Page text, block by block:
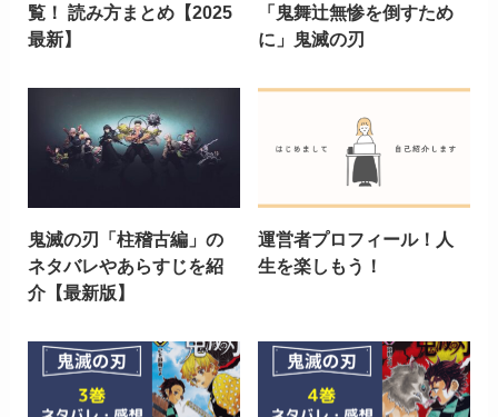
覧！ 読み方まとめ【2025
最新】
「鬼舞辻無惨を倒すため
に」鬼滅の刃
鬼滅の刃「柱稽古編」の
ネタバレやあらすじを紹
介【最新版】
運営者プロフィール！人
生を楽しもう！